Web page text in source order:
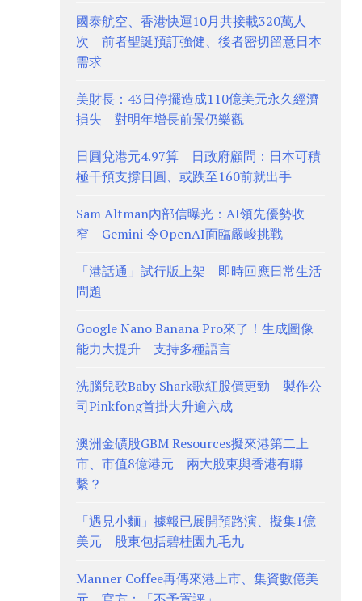
國泰航空、香港快運10月共接載320萬人
次 前者聖誕預訂強健、後者密切留意日本
需求
美財長：43日停擺造成110億美元永久經濟
損失 對明年增長前景仍樂觀
日圓兌港元4.97算 日政府顧問：日本可積
極干預支撐日圓、或跌至160前就出手
Sam Altman內部信曝光：AI領先優勢收
窄 Gemini 令OpenAI面臨嚴峻挑戰
「港話通」試行版上架 即時回應日常生活
問題
Google Nano Banana Pro來了！生成圖像
能力大提升 支持多種語言
洗腦兒歌Baby Shark歌紅股價更勁 製作公
司Pinkfong首掛大升逾六成
澳洲金礦股GBM Resources擬來港第二上
市、市值8億港元 兩大股東與香港有聯
繫？
「遇見小麵」據報已展開預路演、擬集1億
美元 股東包括碧桂園九毛九
Manner Coffee再傳來港上市、集資數億美